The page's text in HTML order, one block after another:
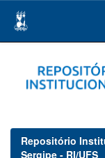
navigation
Repositório
Sergipe - RI/UFS